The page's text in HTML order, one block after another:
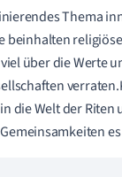
Thema
beinhalten
über die Werte
die Welt der